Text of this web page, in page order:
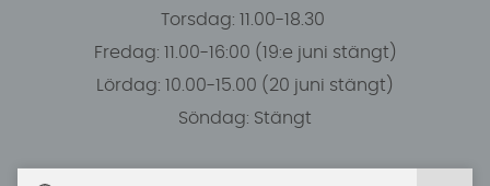
Torsdag: 11.00-18.30
Fredag: 11.00-16:00 (19:e juni stängt)
Lördag: 10.00-15.00 (20 juni stängt)
Söndag: Stängt